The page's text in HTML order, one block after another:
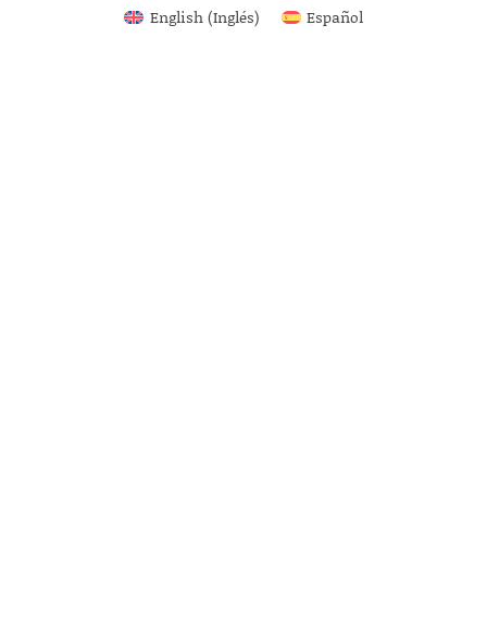
English(Inglés) Español